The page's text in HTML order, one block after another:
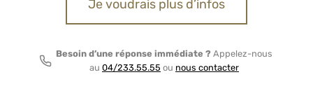
Je voudrais plus d’infos
Besoin d’une réponse immédiate ? Appelez-nous
au 04/233.55.55 ou nous contacter